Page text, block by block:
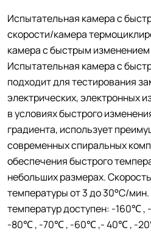
Испытательная камера с
скорости/камера
камера с быстрым
Испытательная камера с
подходит для тестирования
электрических, электронных
в условиях быстрого
градиента, использует
современных спиральных
обеспечения быстрого
небольших размерах.
температуры от 3 до 30°C/
температур доступен: -160℃
-80℃ , -70℃ , -60℃ ,- 40℃ , -